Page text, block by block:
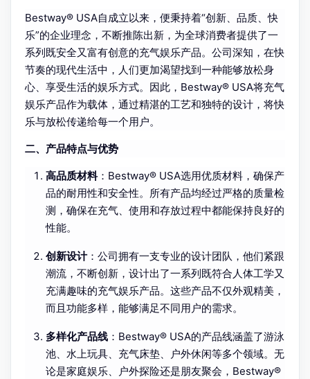
Bestway® USA自成立以来，便秉持着“创新、品质、快
乐”的企业理念，不断推陈出新，为全球消费者提供了一
系列既安全又富有创意的充气娱乐产品。公司深知，在快
节奏的现代生活中，人们更加渴望找到一种能够放松身
心、享受生活的娱乐方式。因此，Bestway® USA将充气
娱乐产品作为载体，通过精湛的工艺和独特的设计，将快
乐与放松传递给每一个用户。
二、产品特点与优势
高品质材料：Bestway® USA选用优质材料，确保产
品的耐用性和安全性。所有产品均经过严格的质量检
测，确保在充气、使用和存放过程中都能保持良好的
性能。
创新设计：公司拥有一支专业的设计团队，他们紧跟
潮流，不断创新，设计出了一系列既符合人体工学又
充满趣味的充气娱乐产品。这些产品不仅外观精美，
而且功能多样，能够满足不同用户的需求。
多样化产品线 ：Bestway® USA的产品线涵盖了游泳
池、水上玩具、充气床垫、户外休闲等多个领域。无
论是家庭娱乐、户外探险还是朋友聚会，Bestway®